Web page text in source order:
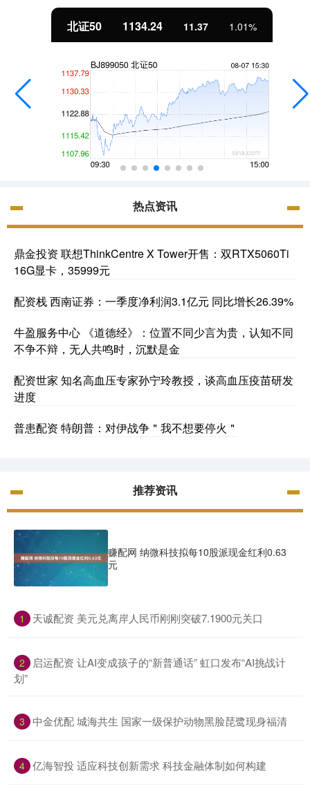
北证50 1134.24 11.37 1.01%
热点资讯
鼎金投资 联想ThinkCentre X Tower开售：双RTX5060Ti
16G显卡，35999元
配资栈 西南证券：一季度净利润3.1亿元 同比增长26.39%
牛盈服务中心 《道德经》：位置不同少言为贵，认知不同
不争不辩，无人共鸣时，沉默是金
配资世家 知名高血压专家孙宁玲教授，谈高血压疫苗研发
进度
普患配资 特朗普：对伊战争＂我不想要停火＂
推荐资讯
赚配网 纳微科技拟每10股派现金红利0.63
元
1 ​天诚配资 美元兑离岸人民币刚刚突破7.1900元关口
2
​启运配资 让AI变成孩子的“新普通话” 虹口发布“AI挑战计
划”
3 ​中金优配 城海共生 国家一级保护动物黑脸琵鹭现身福清
4 ​亿海智投 适应科技创新需求 科技金融体制如何构建